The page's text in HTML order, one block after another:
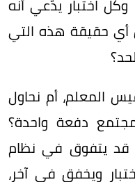
اختبار يدّعي أنه
أي حقيقة هذه التي
المعلم، أم نحاول
دفعة واحدة؟
قد يتفوق في نظام
ويخفق في آخر،